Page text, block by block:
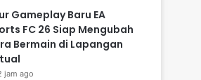
Gameplay Baru EA
FC 26 Siap Mengubah
Bermain di Lapangan
jam ago